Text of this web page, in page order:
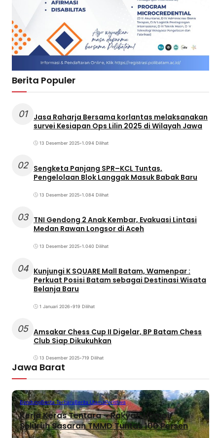
Berita Populer
01
Jasa Raharja Bersama korlantas melaksanakan
survei Kesiapan Ops Lilin 2025 di Wilayah Jawa
13 Desember 2025•1.094 Dilihat
02 Sengketa Panjang SPR–KCL Tuntas,
Pengelolaan Blok Langgak Masuk Babak Baru
13 Desember 2025•1.084 Dilihat
03 TNI Gendong 2 Anak Kembar, Evakuasi Lintasi
Medan Rawan Longsor di Aceh
13 Desember 2025•1.040 Dilihat
04 Kunjungi K SQUARE Mall Batam, Wamenpar :
Perkuat Posisi Batam sebagai Destinasi Wisata
Belanja Baru
1 Januari 2026•919 Dilihat
05 Amsakar Chess Cup II Digelar, BP Batam Chess
Club Siap Dikukuhkan
13 Desember 2025•719 Dilihat
Jawa Barat
BandungBerita TerbaruBerita UtamaPeristiwa
Kerja Keras Tentara – Rakyat, Hampir
Seluruh Sasaran TMMD Tuntas 100 Persen